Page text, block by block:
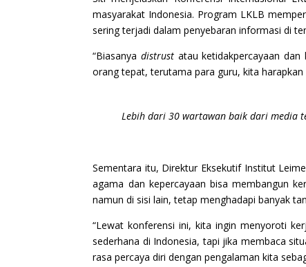
masyarakat Indonesia. Program LKLB
sering terjadi dalam penyebaran informasi di
“Biasanya distrust atau ketidakpercayaan
orang tepat, terutama para guru, kita
Lebih dari 30 wartawan baik dari media
Sementara itu, Direktur Eksekutif Institut
agama dan kepercayaan bisa membangun
namun di sisi lain, tetap menghadapi banyak
“Lewat konferensi ini, kita ingin menyoroti
sederhana di Indonesia, tapi jika membaca
rasa percaya diri dengan pengalaman kita